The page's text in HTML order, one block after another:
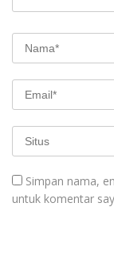
Simpan nama,
untuk komentar